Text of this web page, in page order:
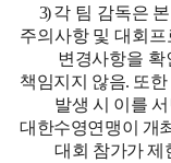
3) 각 팀 감독은
주의사항 및 대회프
변경사항을 확
책임지지 않음. 또
발생 시 이를 서
대한수영연맹이 개
대회 참가가제